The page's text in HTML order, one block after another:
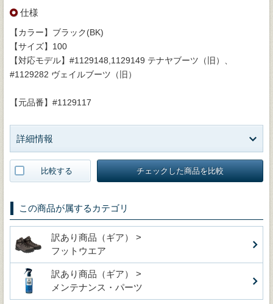
仕様
【カラー】ブラック(BK)
【サイズ】100
【対応モデル】#1129148,1129149 テナヤブーツ（旧）、
#1129282 ヴェイルブーツ（旧）
【元品番】#1129117
詳細情報
比較する チェックした商品を比較
この商品が属するカテゴリ
訳あり商品（ギア） >
フットウエア
訳あり商品（ギア） >
メンテナンス・パーツ